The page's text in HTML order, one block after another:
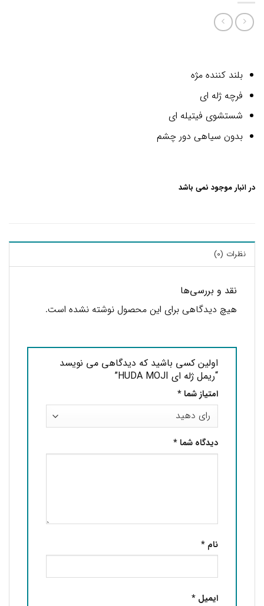
بلند کننده مژه
فرچه ژله ای
شستشوی فیتیله ای
بدون سیاهی دور چشم
در انبار موجود نمی باشد
نظرات (0)
نقد و بررسی‌ها
هیچ دیدگاهی برای این محصول نوشته نشده است.
اولین کسی باشید که دیدگاهی می نویسد
“ریمل ژله ای HUDA MOJI”
امتیاز شما*
دیدگاه شما*
نام *
ایمیل *